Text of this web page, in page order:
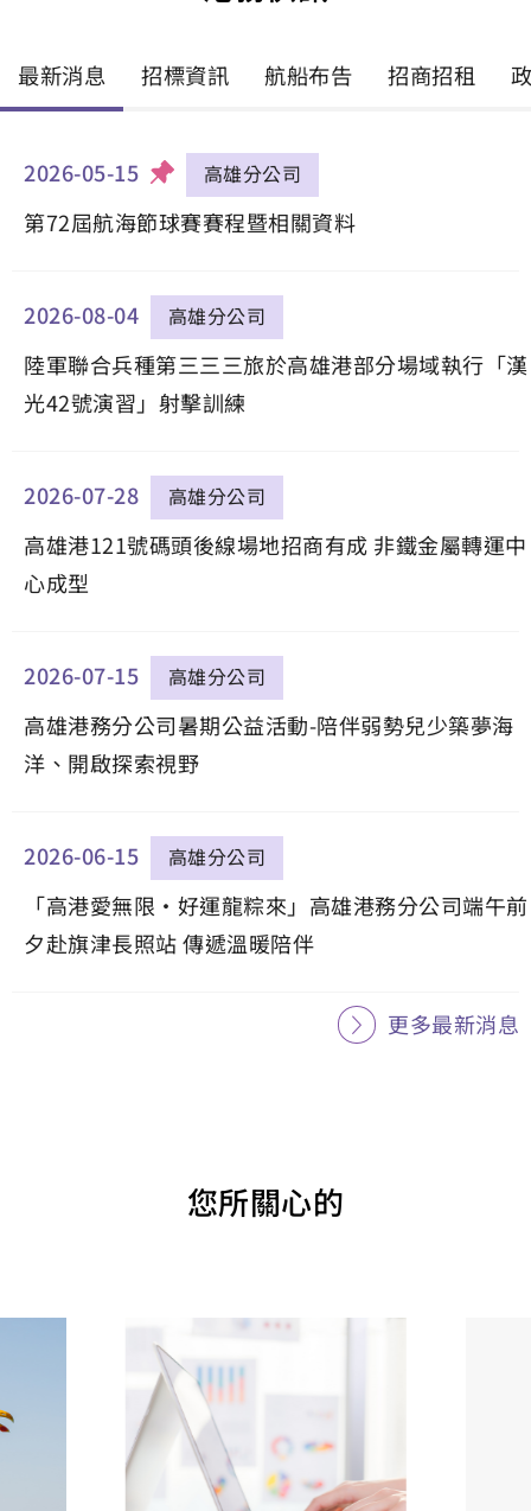
最新消息 招標資訊 航船布告 招商招租
2026-05-15 高雄分公司
第72屆航海節球賽賽程暨相關資料
2026-08-04 高雄分公司
陸軍聯合兵種第三三三旅於高雄港部分場域執行「漢
光42號演習」射擊訓練
2026-07-28 高雄分公司
高雄港121號碼頭後線場地招商有成 非鐵金屬轉運中
心成型
2026-07-15 高雄分公司
高雄港務分公司暑期公益活動-陪伴弱勢兒少築夢海
洋、開啟探索視野
2026-06-15 高雄分公司
「高港愛無限・好運龍粽來」高雄港務分公司端午前
夕赴旗津長照站 傳遞溫暖陪伴
更多最新消息
您所關心的